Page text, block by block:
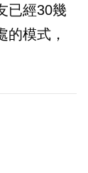
已經30幾
的模式，